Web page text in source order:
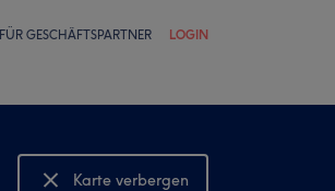
FÜR GESCHÄFTSPARTNER LOGIN
Karte verbergen